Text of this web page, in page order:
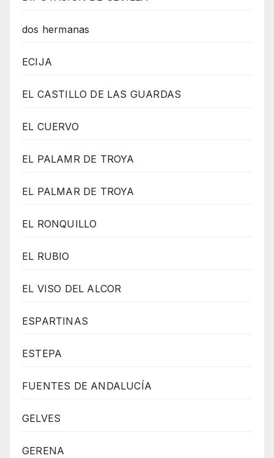
dos hermanas
ECIJA
EL CASTILLO DE LAS GUARDAS
EL CUERVO
EL PALAMR DE TROYA
EL PALMAR DE TROYA
EL RONQUILLO
EL RUBIO
EL VISO DEL ALCOR
ESPARTINAS
ESTEPA
FUENTES DE ANDALUCÍA
GELVES
GERENA